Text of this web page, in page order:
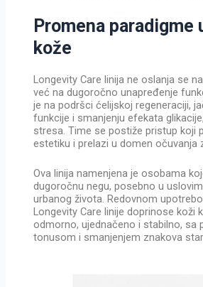
Promena paradigme
kože
Longevity Care linija ne oslanja se
već na dugoročno unapređenje
je na podršci ćelijskoj regeneraciji,
funkcije i smanjenju efekata
stresa. Time se postiže pristup koji
estetiku i prelazi u domen očuvanja
Ova linija namenjena je osobama
dugoročnu negu, posebno u
urbanog života. Redovnom
Longevity Care linije doprinose koži
odmorno, ujednačeno i stabilno, sa
tonusom i smanjenjem znakova